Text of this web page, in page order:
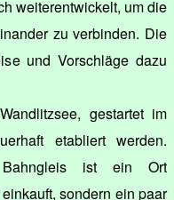
weiterentwickelt, um die
zu verbinden. Die
und Vorschläge dazu
gestartet im
etabliert werden.
Bahngleis ist ein Ort
sondern ein paar